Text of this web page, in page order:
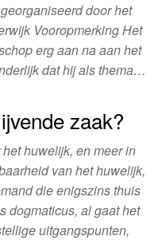
door het
Vooropmerking Het
erg aan na aan het
dat hij als thema…
zaak?
huwelijk, en meer in
van het huwelijk,
die enigszins thuis
dogmaticus, al gaat het
uitgangspunten,